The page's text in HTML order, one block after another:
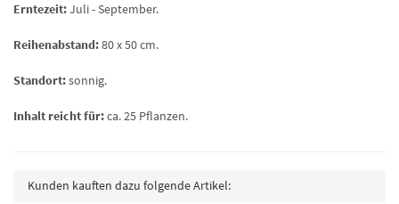
Erntezeit:Juli - September.
Reihenabstand:80 x 50 cm.
Standort:sonnig.
Inhalt reicht für:ca. 25 Pflanzen.
Kunden kauften dazu folgende Artikel: